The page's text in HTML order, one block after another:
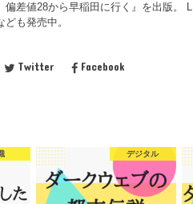
偏差値28から早稲田に行く』を出版。
も発売中。
Twitter Facebook
デジタル